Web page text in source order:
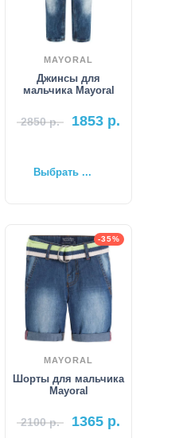
MAYORAL
Джинсы для
мальчика Mayoral
2850р. 1853 р.
Выбрать ...
-35%
MAYORAL
Шорты для мальчика
Mayoral
2100р. 1365 р.